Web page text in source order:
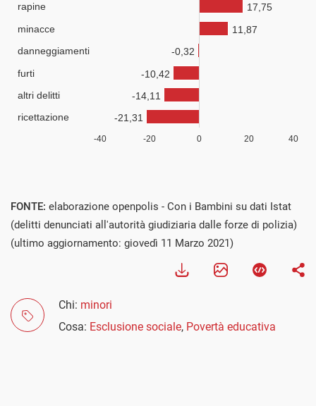
FONTE: elaborazione openpolis - Con i Bambini su dati Istat
(delitti denunciati all'autorità giudiziaria dalle forze di polizia)
(ultimo aggiornamento: giovedì 11 Marzo 2021)
Chi: minori
Cosa: Esclusione sociale, Povertà educativa